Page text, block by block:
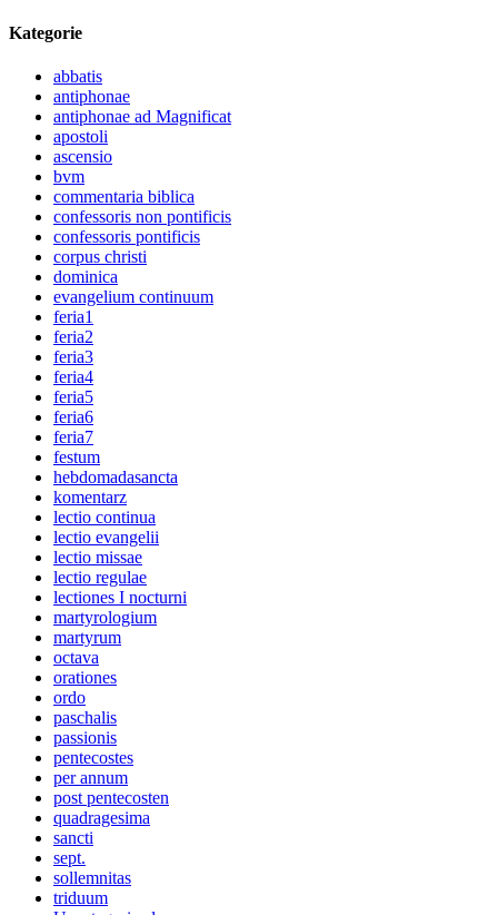
Kategorie
abbatis
antiphonae
antiphonae ad Magnificat
apostoli
ascensio
bvm
commentaria biblica
confessoris non pontificis
confessoris pontificis
corpus christi
dominica
evangelium continuum
feria1
feria2
feria3
feria4
feria5
feria6
feria7
festum
hebdomadasancta
komentarz
lectio continua
lectio evangelii
lectio missae
lectio regulae
lectiones I nocturni
martyrologium
martyrum
octava
orationes
ordo
paschalis
passionis
pentecostes
per annum
post pentecosten
quadragesima
sancti
sept.
sollemnitas
triduum